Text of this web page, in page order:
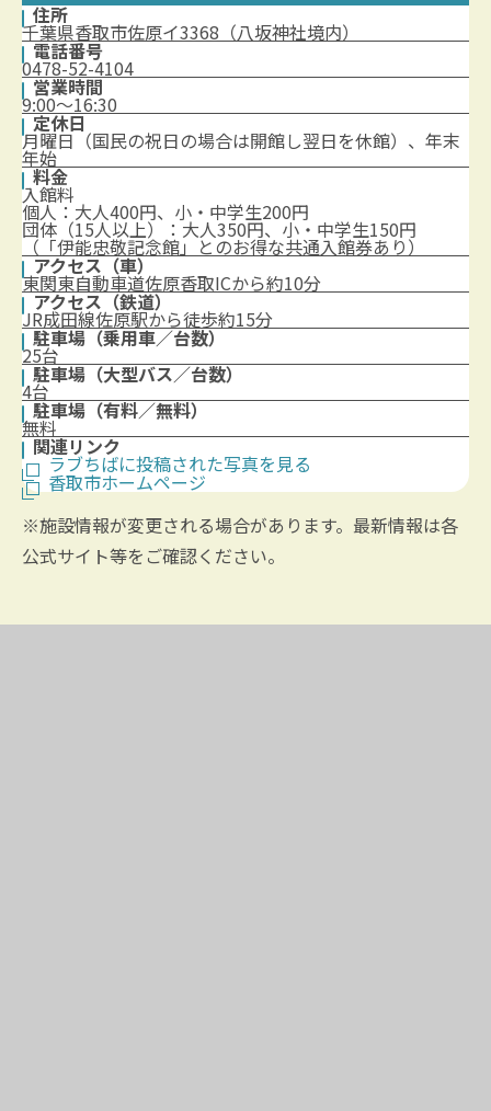
住所
千葉県香取市佐原イ3368（八坂神社境内）
電話番号
0478-52-4104
営業時間
9:00～16:30
定休日
月曜日（国民の祝日の場合は開館し翌日を休館）、年末
年始
料金
入館料
個人：大人400円、小・中学生200円
団体（15人以上）：大人350円、小・中学生150円
（「伊能忠敬記念館」とのお得な共通入館券あり）
アクセス（車）
東関東自動車道佐原香取ICから約10分
アクセス（鉄道）
JR成田線佐原駅から徒歩約15分
駐車場（乗用車／台数）
25台
駐車場（大型バス／台数）
4台
駐車場（有料／無料）
無料
関連リンク
ラブちばに投稿された写真を見る
香取市ホームページ
※施設情報が変更される場合があります。最新情報は各
公式サイト等をご確認ください。